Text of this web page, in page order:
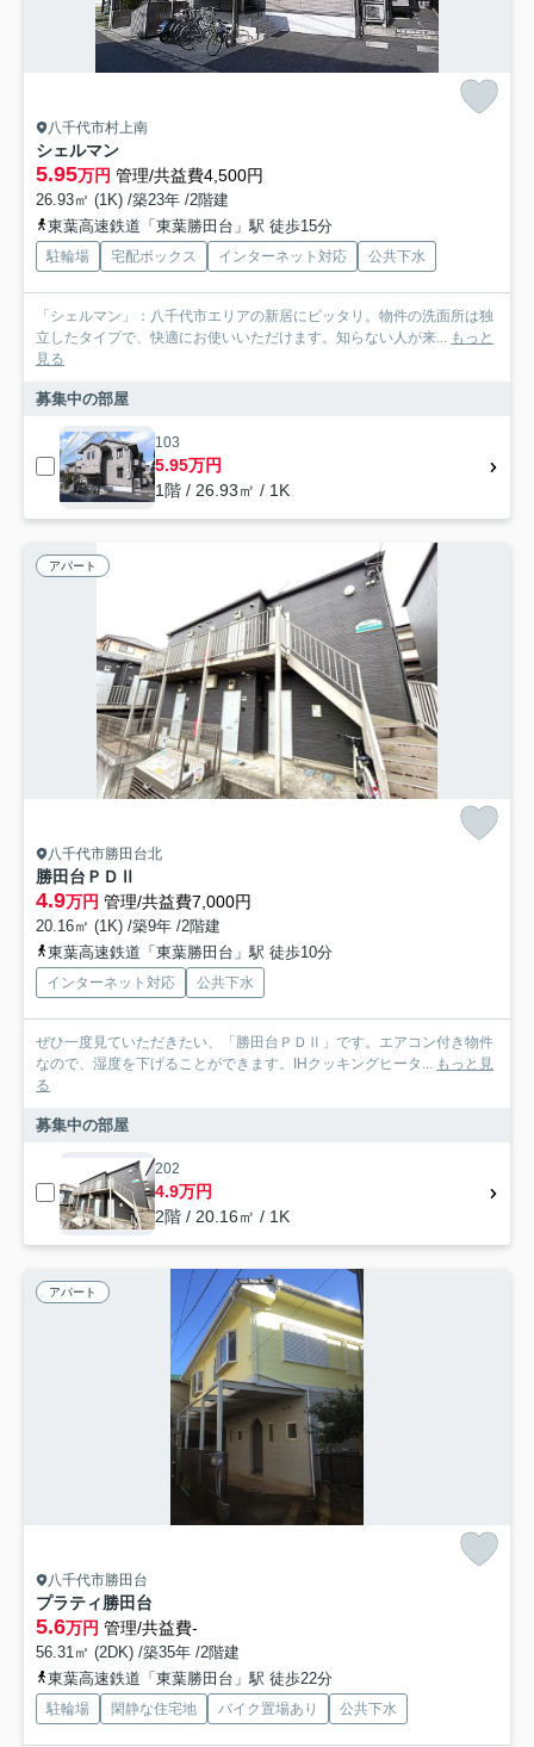
八千代市村上南
シェルマン
5.95万円 管理/共益費4,500円
26.93㎡ (1K) /築23年 /2階建
東葉高速鉄道「東葉勝田台」駅 徒歩15分
駐輪場 宅配ボックス インターネット対応 公共下水
「シェルマン」：八千代市エリアの新居にピッタリ。物件の洗面所は独
立したタイプで、快適にお使いいただけます。知らない人が来...
もっと
見る
募集中の部屋
103
5.95万円
1階 / 26.93㎡ / 1K
アパート
八千代市勝田台北
勝田台ＰＤⅡ
4.9万円 管理/共益費7,000円
20.16㎡ (1K) /築9年 /2階建
東葉高速鉄道「東葉勝田台」駅 徒歩10分
インターネット対応 公共下水
ぜひ一度見ていただきたい、「勝田台ＰＤⅡ」です。エアコン付き物件
なので、湿度を下げることができます。IHクッキングヒータ...
もっと見
る
募集中の部屋
202
4.9万円
2階 / 20.16㎡ / 1K
アパート
八千代市勝田台
プラティ勝田台
5.6万円 管理/共益費-
56.31㎡ (2DK) /築35年 /2階建
東葉高速鉄道「東葉勝田台」駅 徒歩22分
駐輪場 閑静な住宅地 バイク置場あり 公共下水